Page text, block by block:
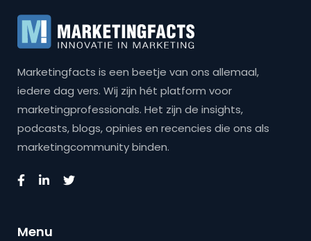
Marketingfacts is een beetje van ons allemaal,
iedere dag vers. Wij zijn hét platform voor
marketingprofessionals. Het zijn de insights,
podcasts, blogs, opinies en recencies die ons als
marketingcommunity binden.
Menu